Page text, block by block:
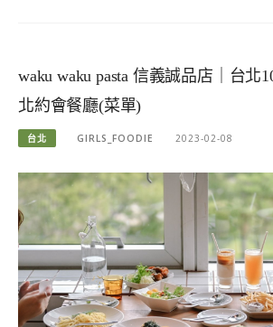
waku waku pasta 信義誠品店｜台北
北約會餐廳(菜單)
台北 GIRLS_FOODIE 2023-02-08